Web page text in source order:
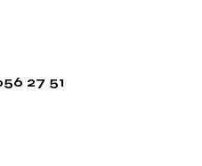
27 51